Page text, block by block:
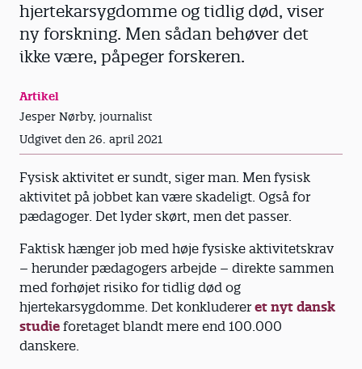
hjertekarsygdomme og tidlig død, viser
ny forskning. Men sådan behøver det
ikke være, påpeger forskeren.
Artikel
Jesper Nørby, journalist
Udgivet den 26. april 2021
Fysisk aktivitet er sundt, siger man. Men fysisk
aktivitet på jobbet kan være skadeligt. Også for
pædagoger. Det lyder skørt, men det passer.
Faktisk hænger job med høje fysiske aktivitetskrav
– herunder pædagogers arbejde – direkte sammen
med forhøjet risiko for tidlig død og
hjertekarsygdomme. Det konkluderer et nyt dansk
studie foretaget blandt mere end 100.000
danskere.